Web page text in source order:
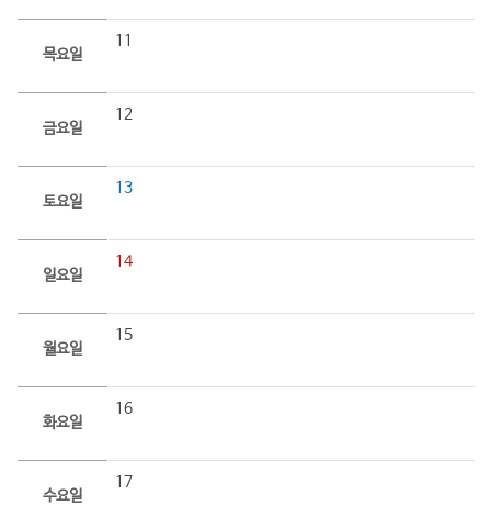
목요일
11
금요일
12
토요일
13
일요일
14
월요일
15
화요일
16
수요일
17